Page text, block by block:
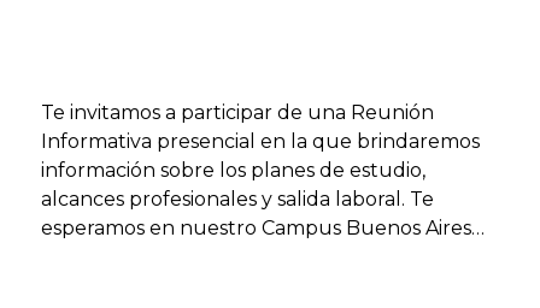
Te invitamos a participar de una Reunión
Informativa presencial en la que brindaremos
información sobre los planes de estudio,
alcances profesionales y salida laboral. Te
esperamos en nuestro Campus Buenos Aires